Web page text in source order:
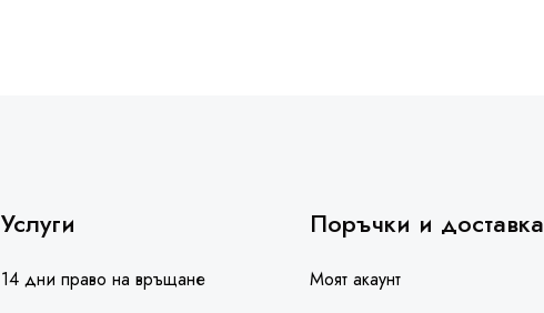
Услуги
14 дни право на връщане
Поръчки и доставка
Моят акаунт